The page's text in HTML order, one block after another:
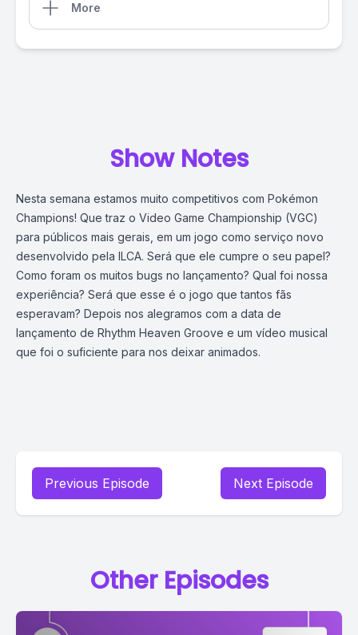
More
Show Notes
Nesta semana estamos muito competitivos com Pokémon
Champions! Que traz o Video Game Championship (VGC)
para públicos mais gerais, em um jogo como serviço novo
desenvolvido pela ILCA. Será que ele cumpre o seu papel?
Como foram os muitos bugs no lançamento? Qual foi nossa
experiência? Será que esse é o jogo que tantos fãs
esperavam? Depois nos alegramos com a data de
lançamento de Rhythm Heaven Groove e um vídeo musical
que foi o suficiente para nos deixar animados.
Previous Episode Next Episode
Other Episodes